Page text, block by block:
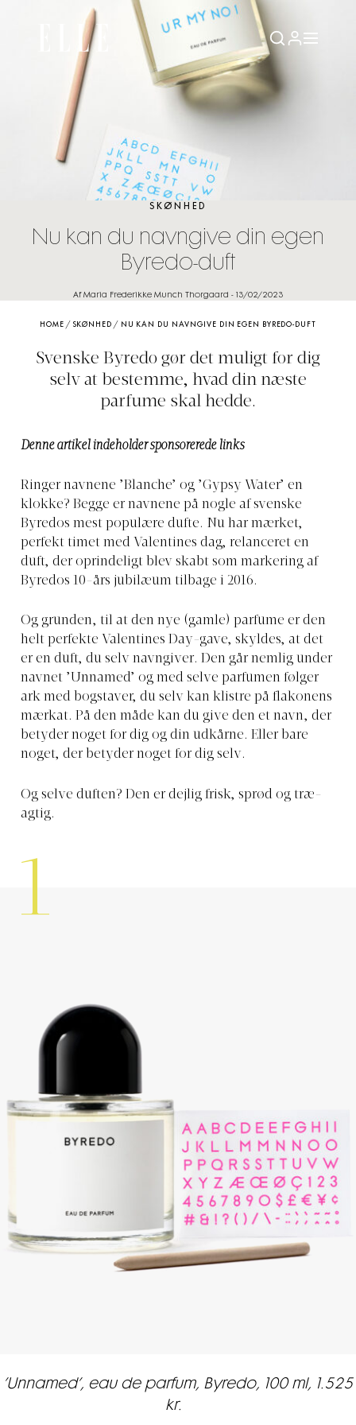
SKØNHED
Nu kan du navngive din egen
Byredo-duft
Af Maria Frederikke Munch Thorgaard - 13/02/2023
HOME / SKØNHED / NU KAN DU NAVNGIVE DIN EGEN BYREDO-DUFT
Svenske Byredo gør det muligt for dig
selv at bestemme, hvad din næste
parfume skal hedde.
Denne artikel indeholder sponsorerede links
Ringer navnene ’Blanche’ og ’Gypsy Water’ en
klokke? Begge er navnene på nogle af svenske
Byredos mest populære dufte. Nu har mærket,
perfekt timet med Valentines dag, relanceret en
duft, der oprindeligt blev skabt som markering af
Byredos 10-års jubilæum tilbage i 2016.
Og grunden, til at den nye (gamle) parfume er den
helt perfekte Valentines Day-gave, skyldes, at det
er en duft, du selv navngiver. Den går nemlig under
navnet ’Unnamed’ og med selve parfumen følger
ark med bogstaver, du selv kan klistre på flakonens
mærkat. På den måde kan du give den et navn, der
betyder noget for dig og din udkårne. Eller bare
noget, der betyder noget for dig selv.
Og selve duften? Den er dejlig frisk, sprød og træ-
agtig.
1
’Unnamed’, eau de parfum, Byredo, 100 ml, 1.525
kr.